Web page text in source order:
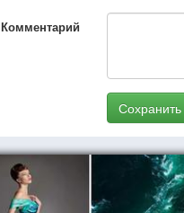
Комментарий
Сохранить